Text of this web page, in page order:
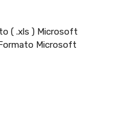
( .xls ) Microsoft
Microsoft